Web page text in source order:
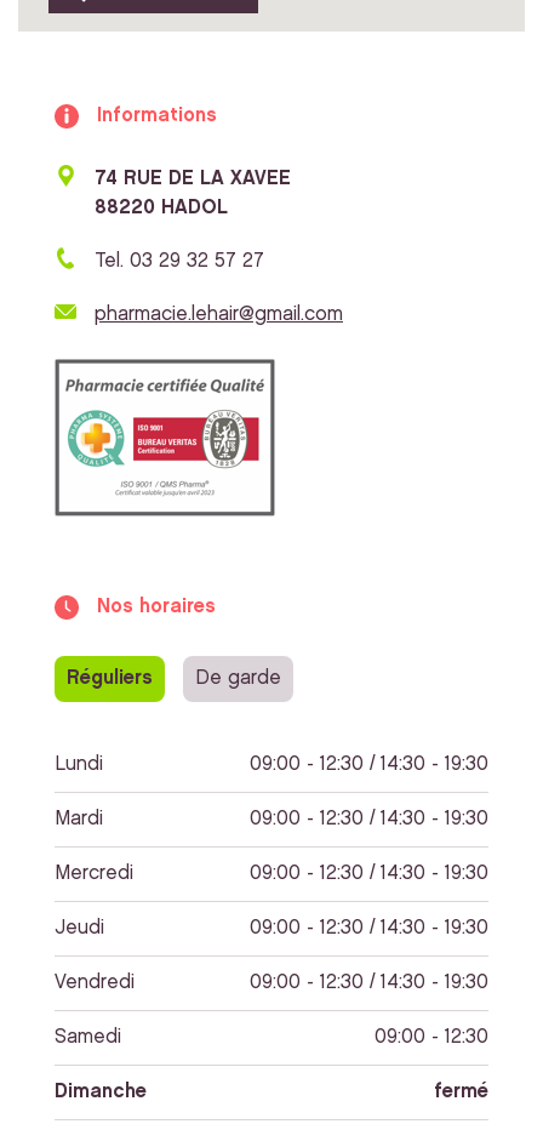
Informations
74 RUE DE LA XAVEE
88220 HADOL
Tel. 03 29 32 57 27
pharmacie.lehair@gmail.com
Nos horaires
Réguliers De garde
Lundi 09:00 - 12:30 / 14:30 - 19:30
Mardi 09:00 - 12:30 / 14:30 - 19:30
Mercredi 09:00 - 12:30 / 14:30 - 19:30
Jeudi 09:00 - 12:30 / 14:30 - 19:30
Vendredi 09:00 - 12:30 / 14:30 - 19:30
Samedi 09:00 - 12:30
Dimanche fermé